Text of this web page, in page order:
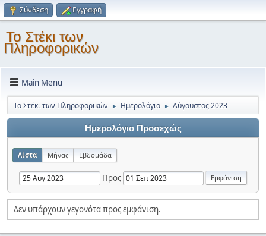
Σύνδεση Εγγραφή
Το Στέκι των
Πληροφορικών
Main Menu
Το Στέκι των Πληροφορικών ► Ημερολόγιο ► Αύγουστος 2023
Ημερολόγιο Προσεχώς
Λίστα Μήνας Εβδομάδα
Προς
Δεν υπάρχουν γεγονότα προς εμφάνιση.